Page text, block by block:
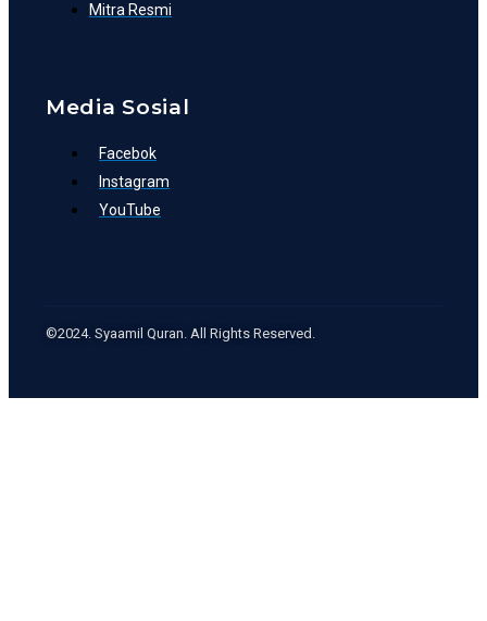
Mitra Resmi
Media Sosial
Facebok
Instagram
YouTube
©2024. Syaamil Quran. All Rights Reserved.